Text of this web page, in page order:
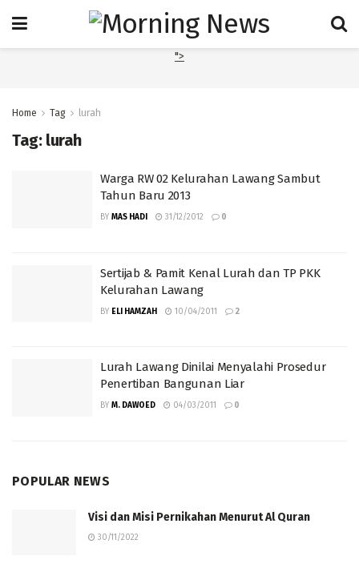
">
Home Tag lurah
Tag: lurah
Warga RW 02 Kelurahan Lawang Sambut
Tahun Baru 2013
BY MAS HADI 31/12/2012 0
Sertijab & Pamit Kenal Lurah dan TP PKK
Kelurahan Lawang
BY ELI HAMZAH 10/04/2011 2
Lurah Lawang Dinilai Menyalahi Prosedur
Penertiban Bangunan Liar
BY M. DAWOED 04/03/2011 0
POPULAR NEWS
Visi dan Misi Pernikahan Menurut Al Quran
30/11/2022